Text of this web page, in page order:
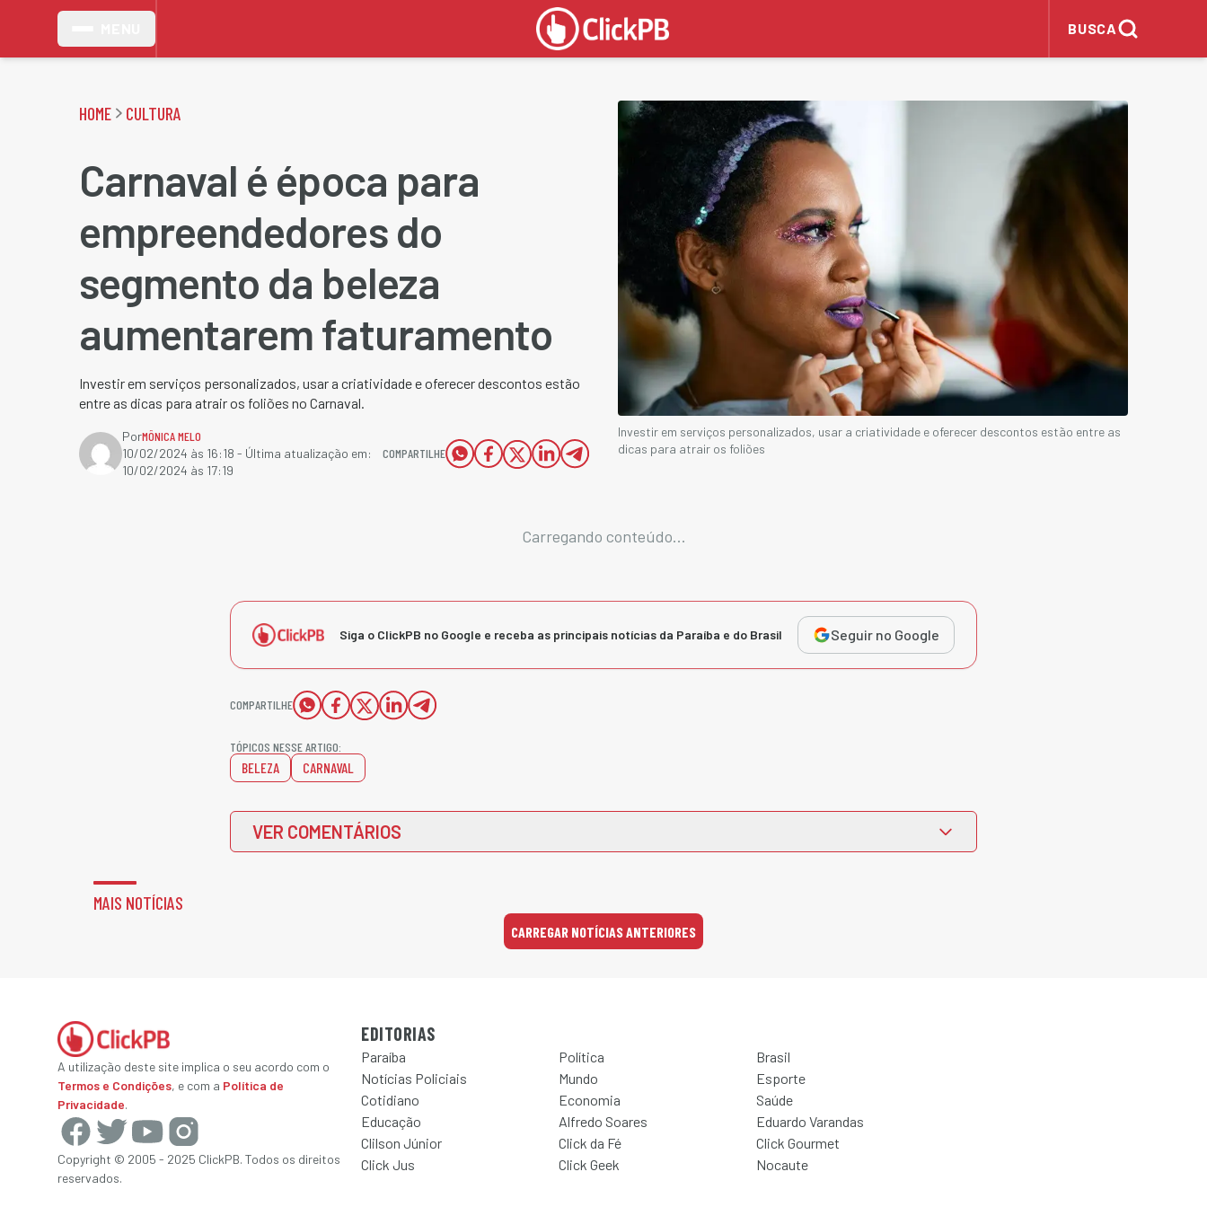
BUSCA
HOME CULTURA
Carnaval é época para
empreendedores do
segmento da beleza
aumentarem faturamento
Investir em serviços personalizados, usar a criatividade e oferecer descontos estão
entre as dicas para atrair os foliões no Carnaval.
PorMÔNICA MELO
10/02/2024 às 16:18 - Última atualização em:
10/02/2024 às 17:19
COMPARTILHE
Investir em serviços personalizados, usar a criatividade e oferecer descontos estão entre as
dicas para atrair os foliões
Carregando conteúdo...
Siga o ClickPB no Google e receba as principais notícias da Paraíba e do Brasil Seguir no Google
COMPARTILHE
TÓPICOS NESSE ARTIGO:
BELEZA CARNAVAL
VER COMENTÁRIOS
MAIS NOTÍCIAS
CARREGAR NOTÍCIAS ANTERIORES
A utilização deste site implica o seu acordo com o
Termos e Condições, e com a Política de
Privacidade.
Copyright © 2005 - 2025 ClickPB. Todos os direitos
reservados.
EDITORIAS
Paraíba Política
Brasil
Notícias Policiais
Mundo
Esporte
Cotidiano
Economia
Saúde
Educação
Alfredo Soares
Eduardo Varandas
Clilson Júnior
Click da Fé
Click Gourmet
Click Jus
Click Geek Nocaute